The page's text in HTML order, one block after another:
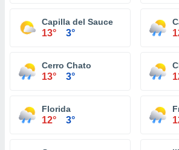
Capilla del Sauce
13° 3°
Cerro Chato
13° 3°
Florida
12° 3°